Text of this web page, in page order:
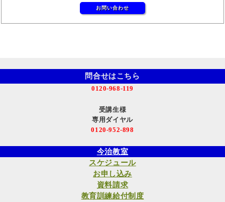
お問い合わせ
問合せはこちら
0120-968-119
受講生様
専用ダイヤル
0120-952-898
今治教室
スケジュール
お申し込み
資料請求
教育訓練給付制度